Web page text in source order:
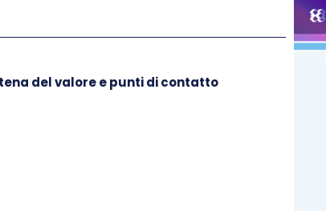
del valore e punti di contatto